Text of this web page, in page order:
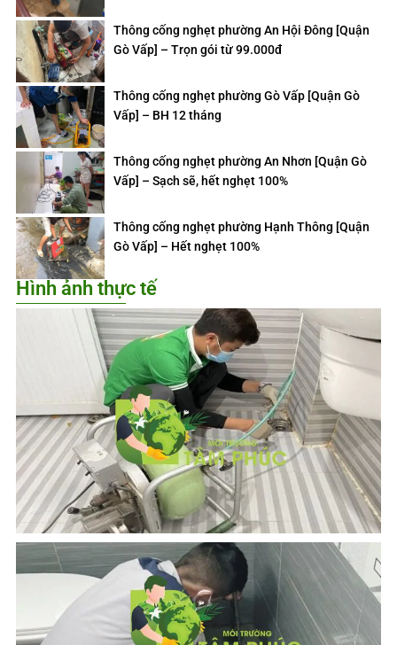
Thông cống nghẹt phường An Hội Đông [Quận
Gò Vấp] – Trọn gói từ 99.000đ
Thông cống nghẹt phường Gò Vấp [Quận Gò
Vấp] – BH 12 tháng
Thông cống nghẹt phường An Nhơn [Quận Gò
Vấp] – Sạch sẽ, hết nghẹt 100%
Thông cống nghẹt phường Hạnh Thông [Quận
Gò Vấp] – Hết nghẹt 100%
Hình ảnh thực tế